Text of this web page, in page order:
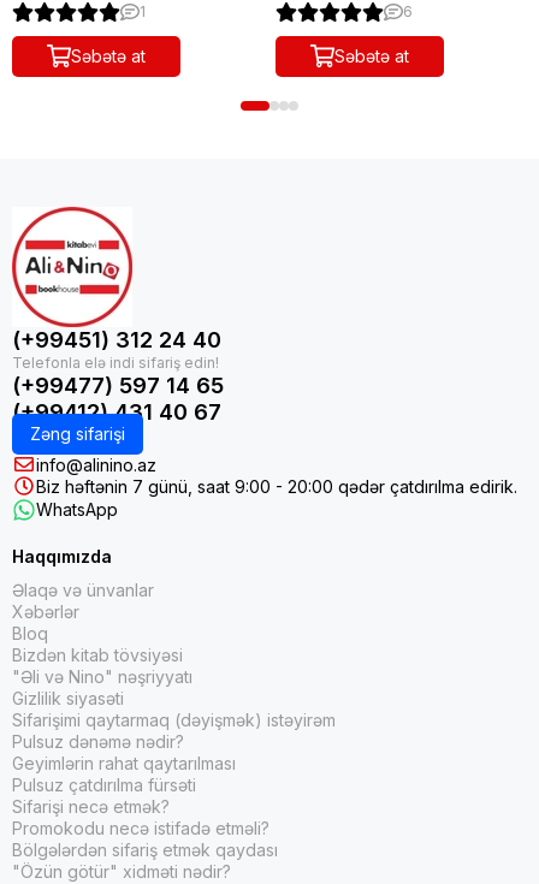
1
Səbətə at
6
Səbətə at
(+99451) 312 24 40
(+99477) 597 14 65
(+99412) 431 40 67
Zəng sifarişi
info@alinino.az
Biz həftənin 7 günü, saat 9:00 - 20:00 qədər çatdırılma edirik.
WhatsApp
Haqqımızda
Əlaqə və ünvanlar
Xəbərlər
Bloq
Bizdən kitab tövsiyəsi
"Əli və Nino" nəşriyyatı
Gizlilik siyasəti
Sifarişimi qaytarmaq (dəyişmək) istəyirəm
Pulsuz dənəmə nədir?
Geyimlərin rahat qaytarılması
Pulsuz çatdırılma fürsəti
Sifarişi necə etmək?
Promokodu necə istifadə etməli?
Bölgələrdən sifariş etmək qaydası
"Özün götür" xidməti nədir?